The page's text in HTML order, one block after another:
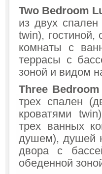
Two Bedroom
из двух
twin), гостиной,
комнаты с
террасы с
зоной и видом
Three
трех спален
кроватями
трех ванных
душем), душей
двора с
обеденной